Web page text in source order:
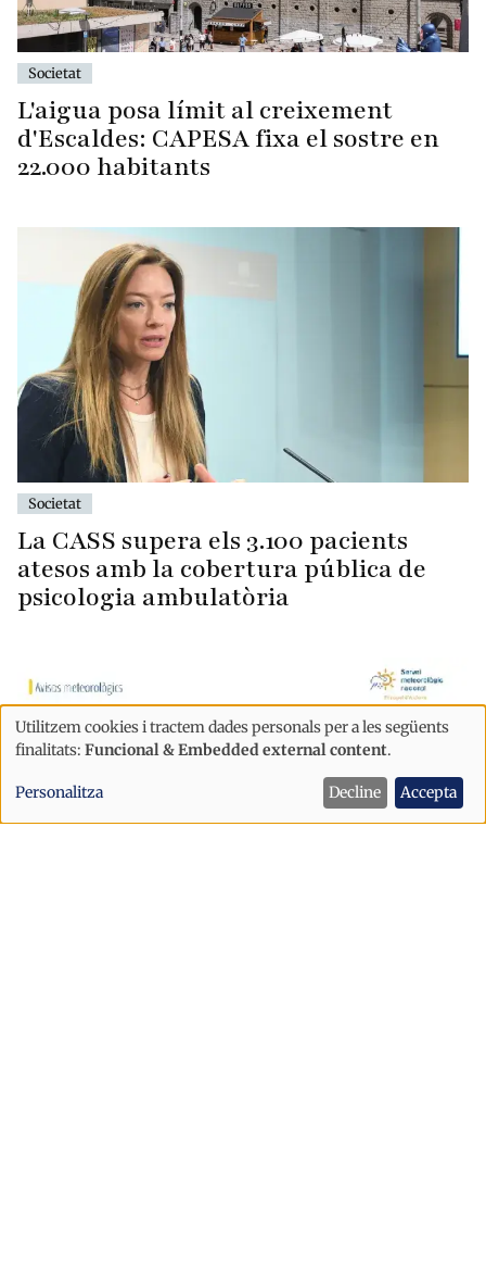
Societat
L'aigua posa límit al creixement
d'Escaldes: CAPESA fixa el sostre en
22.000 habitants
Societat
La CASS supera els 3.100 pacients
atesos amb la cobertura pública de
psicologia ambulatòria
Ús
de
dades
Utilitzem cookies i tractem dades personals per a les següents
finalitats: Funcional & Embedded external content.
Personalitza Decline Accepta